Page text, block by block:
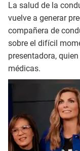
La salud de la
vuelve a generar
compañera de
sobre el difícil
presentadora,
médicas.